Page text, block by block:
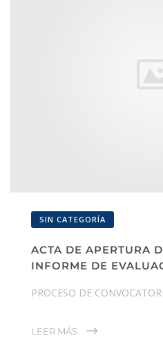
SIN CATEGORÍA
ACTA DE APERTURA
INFORME DE
PROCESO DE
LEER MÁS